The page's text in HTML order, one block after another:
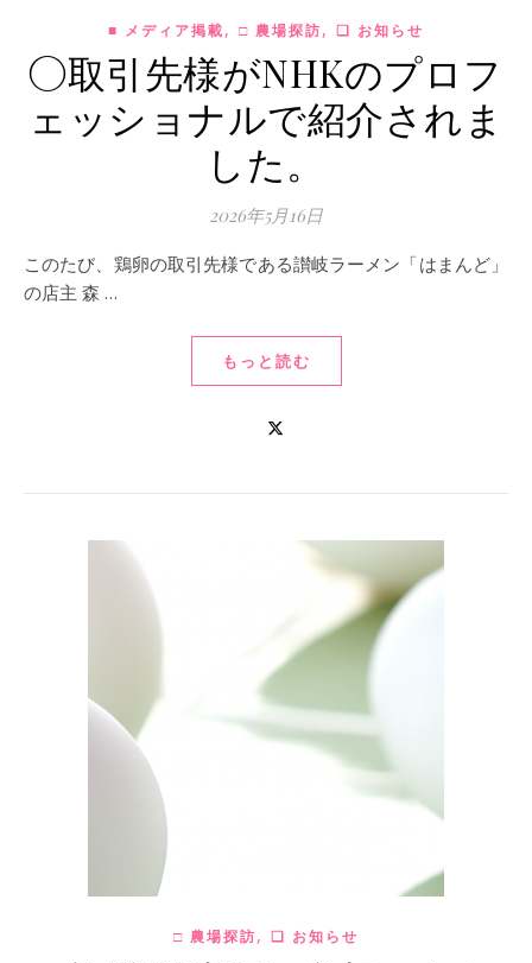
■ メディア掲載, □ 農場探訪, ❏ お知らせ
◯取引先様がNHKのプロフ
ェッショナルで紹介されま
した。
2026年5月16日
このたび、鶏卵の取引先様である讃岐ラーメン「はまんど」
の店主 森 …
もっと読む
□ 農場探訪, ❏ お知らせ